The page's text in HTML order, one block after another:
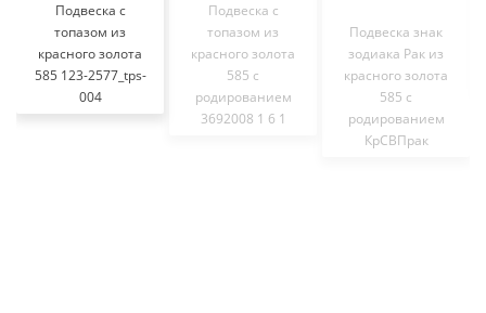
Подвеска с
топазом из
красного золота
585 123-2577_tps-
004
Подвеска с
топазом из
красного золота
585 с
родированием
3692008 1 6 1
Подвеска знак
зодиака Рак из
красного золота
585 с
родированием
КрСВПрак